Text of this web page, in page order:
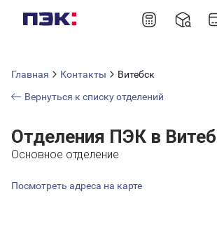
Главная Контакты
Витебск
Вернуться к списку отделений
Отделения ПЭК в
Основное отделение
Посмотреть адреса на карте